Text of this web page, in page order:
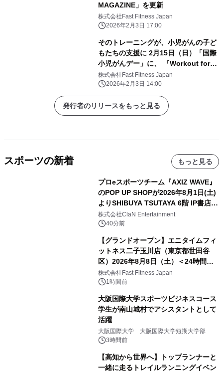
MAGAZINE」を更新
株式会社Fast Fitness Japan
2026年2月3日 17:00
そのトレーニングが、小児がんの子ど
もたちの支援に 2月15日（日）「国際
小児がんデー」に、 『Workout for
Children ～小児がん支援チャリティ
ランイベント～』を開催
株式会社Fast Fitness Japan
2026年2月3日 14:00
発行者のリリースをもっと見る
スポーツの新着 もっと見る
プロeスポーツチーム『AXIZ WAVE』
のPOP UP SHOPが2026年8月1日(土)
よりSHIBUYA TSUTAYA 6階 IP書店で
開催決定！！
株式会社ClaN Entertainment
40分前
【グランドオープン】エニタイムフィ
ットネス二子玉川店（東京都世田谷
区）2026年8月8日（土）＜24時間年
中無休のフィットネスジム＞
株式会社Fast Fitness Japan
1時間前
大阪国際大学スポーツビジネスコース
学生が南山城村でアシスタントとして
活躍
大阪国際大学 大阪国際大学短期大学部
3時間前
【高知から世界へ】トップランナーと
一緒に走るトレイルランニングイベン